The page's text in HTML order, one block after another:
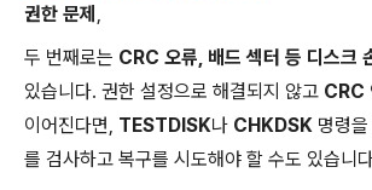
권한 문제
두 번째로는 CRC 오류, 배드 섹터 등 디스크
있습니다. 권한 설정으로 해결되지 않고 CRC
이어진다면, TESTDISK나 CHKDSK 명령
를 검사하고 복구를 시도해야 할 수도 있습니